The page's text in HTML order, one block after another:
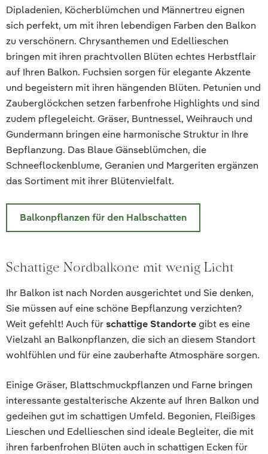
Dipladenien, Köcherblümchen und Männertreu eignen
sich perfekt, um mit ihren lebendigen Farben den Balkon
zu verschönern. Chrysanthemen und Edellieschen
bringen mit ihren prachtvollen Blüten echtes Herbstflair
auf Ihren Balkon. Fuchsien sorgen für elegante Akzente
und begeistern mit ihren hängenden Blüten. Petunien und
Zauberglöckchen setzen farbenfrohe Highlights und sind
zudem pflegeleicht. Gräser, Buntnessel, Weihrauch und
Gundermann bringen eine harmonische Struktur in Ihre
Bepflanzung. Das Blaue Gänseblümchen, die
Schneeflockenblume, Geranien und Margeriten ergänzen
das Sortiment mit ihrer Blütenvielfalt.
Balkonpflanzen für den Halbschatten
Schattige Nordbalkone mit wenig Licht
Ihr Balkon ist nach Norden ausgerichtet und Sie denken,
Sie müssen auf eine schöne Bepflanzung verzichten?
Weit gefehlt! Auch fürschattige Standortegibt es eine
Vielzahl an Balkonpflanzen, die sich an diesem Standort
wohlfühlen und für eine zauberhafte Atmosphäre sorgen.
Einige Gräser, Blattschmuckpflanzen und Farne bringen
interessante gestalterische Akzente auf Ihren Balkon und
gedeihen gut im schattigen Umfeld. Begonien, Fleißiges
Lieschen und Edellieschen sind ideale Begleiter, die mit
ihren farbenfrohen Blüten auch in schattigen Ecken für